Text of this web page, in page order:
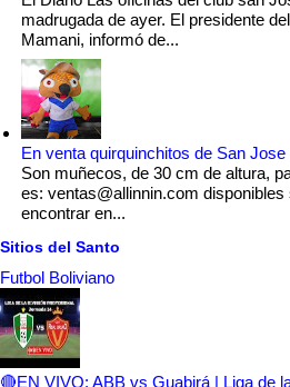
madrugada de ayer. El presidente
Mamani, informó de...
En venta quirquinchitos de San Jose
Son muñecos, de 30 cm de altura,
es: ventas@allinnin.com
encontrar en...
Sitios del Santo
Futbol Boliviano
🔴EN VIVO: ABB vs Guabirá | Liga de